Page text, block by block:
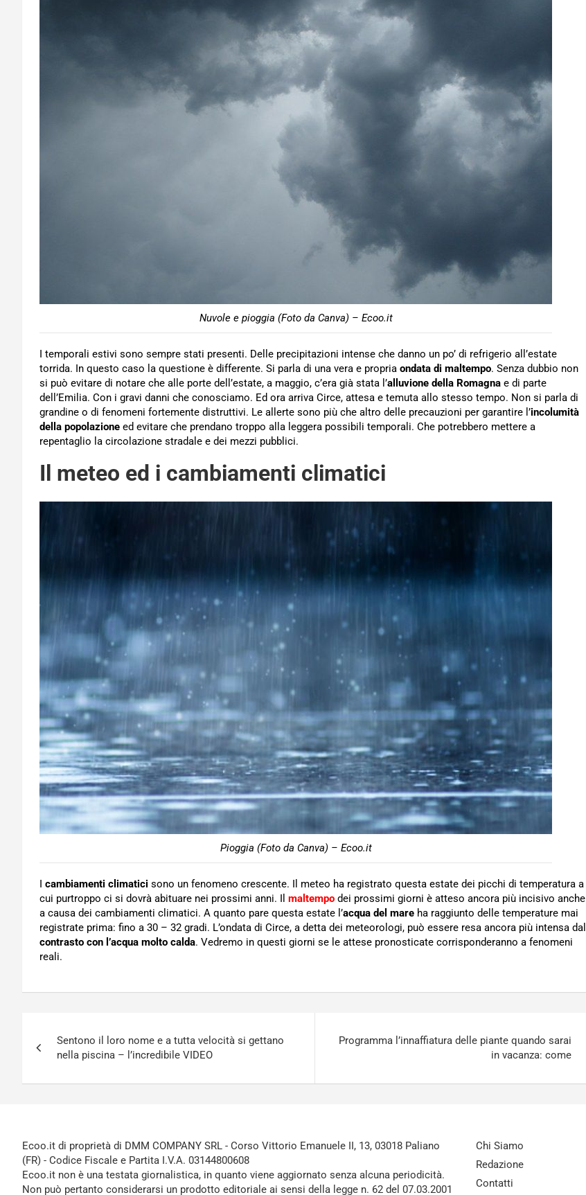
Nuvole e pioggia (Foto da Canva) – Ecoo.it
I temporali estivi sono sempre stati presenti. Delle precipitazioni intense che danno un po’ di refrigerio all’estate
torrida. In questo caso la questione è differente. Si parla di una vera e propria ondata di maltempo. Senza dubbio non
si può evitare di notare che alle porte dell’estate, a maggio, c’era già stata l’alluvione della Romagna e di parte
dell’Emilia. Con i gravi danni che conosciamo. Ed ora arriva Circe, attesa e temuta allo stesso tempo. Non si parla di
grandine o di fenomeni fortemente distruttivi. Le allerte sono più che altro delle precauzioni per garantire l’incolumità
della popolazione ed evitare che prendano troppo alla leggera possibili temporali. Che potrebbero mettere a
repentaglio la circolazione stradale e dei mezzi pubblici.
Il meteo ed i cambiamenti climatici
Pioggia (Foto da Canva) – Ecoo.it
I cambiamenti climatici sono un fenomeno crescente. Il meteo ha registrato questa estate dei picchi di temperatura a
cui purtroppo ci si dovrà abituare nei prossimi anni. Il maltempo dei prossimi giorni è atteso ancora più incisivo anche
a causa dei cambiamenti climatici. A quanto pare questa estate l’acqua del mare ha raggiunto delle temperature mai
registrate prima: fino a 30 – 32 gradi. L’ondata di Circe, a detta dei meteorologi, può essere resa ancora più intensa dal
contrasto con l’acqua molto calda. Vedremo in questi giorni se le attese pronosticate corrisponderanno a fenomeni
reali.
articoli
Sentono il loro nome e a tutta velocità si gettano
nella piscina – l’incredibile VIDEO
Programma l’innaffiatura delle piante quando sarai
in vacanza: come
Ecoo.it di proprietà di DMM COMPANY SRL - Corso Vittorio Emanuele II, 13, 03018 Paliano
(FR) - Codice Fiscale e Partita I.V.A. 03144800608
Ecoo.it non è una testata giornalistica, in quanto viene aggiornato senza alcuna periodicità.
Non può pertanto considerarsi un prodotto editoriale ai sensi della legge n. 62 del 07.03.2001
Chi Siamo
Redazione
Contatti